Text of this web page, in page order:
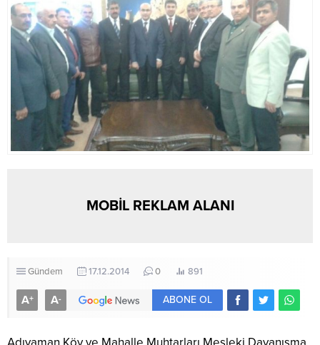
MOBİL REKLAM ALANI
Gündem 17.12.2014 0 891
A+ A- ABONE OL